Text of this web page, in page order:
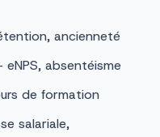
ancienneté
eNPS, absentéisme
de formation
salariale,